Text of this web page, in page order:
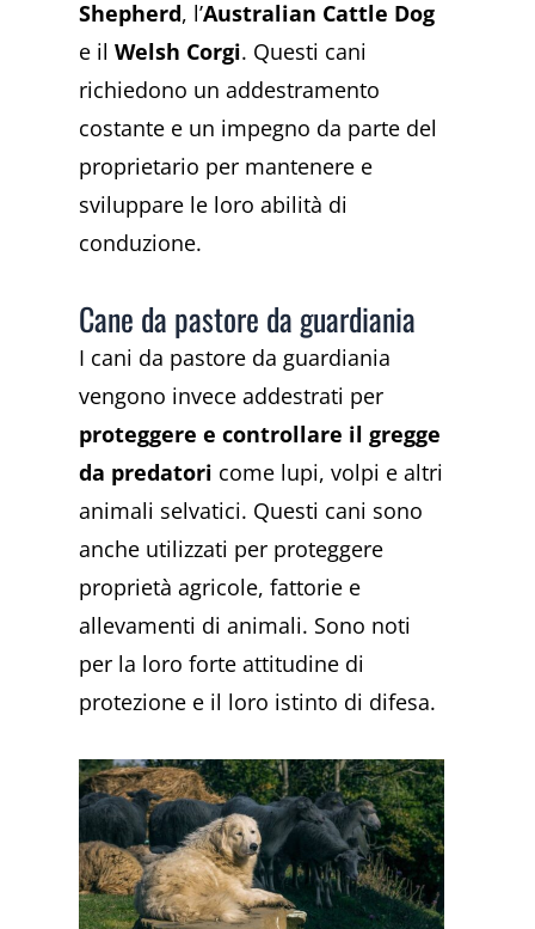
Shepherd, l’Australian Cattle Dog
e ilWelsh Corgi. Questi cani
richiedono un addestramento
costante e un impegno da parte del
proprietario per mantenere e
sviluppare le loro abilità di
conduzione.
Cane da pastore da guardiania
I cani da pastore da guardiania
vengono invece addestrati per
proteggere e controllare il gregge
da predatori come lupi, volpi e altri
animali selvatici. Questi cani sono
anche utilizzati per proteggere
proprietà agricole, fattorie e
allevamenti di animali. Sono noti
per la loro forte attitudine di
protezione e il loro istinto di difesa.